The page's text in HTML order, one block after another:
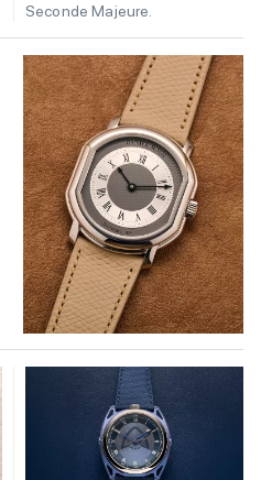
Seconde Majeure.